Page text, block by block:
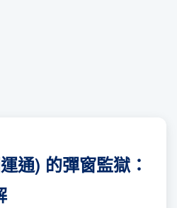
通) 的彈窗監獄：